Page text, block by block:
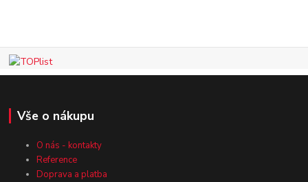
Vše o nákupu
O nás - kontakty
Reference
Doprava a platba